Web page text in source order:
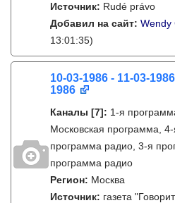
Источник: Rudé právo
Добавил на сайт: Wendy
13:01:35)
10-03-1986 - 11-03-
1986
Каналы [7]: 1-я
Московская программа,
программа радио, 3-я
программа радио
Регион: Москва
Источник: газета